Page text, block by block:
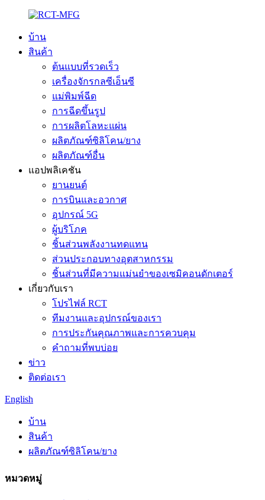
บ้าน
สินค้า
ต้นแบบที่รวดเร็ว
เครื่องจักรกลซีเอ็นซี
แม่พิมพ์ฉีด
การฉีดขึ้นรูป
การผลิตโลหะแผ่น
ผลิตภัณฑ์ซิลิโคน/ยาง
ผลิตภัณฑ์อื่น
แอปพลิเคชัน
ยานยนต์
การบินและอวกาศ
อุปกรณ์ 5G
ผู้บริโภค
ชิ้นส่วนพลังงานทดแทน
ส่วนประกอบทางอุตสาหกรรม
ชิ้นส่วนที่มีความแม่นยำของเซมิคอนดักเตอร์
เกี่ยวกับเรา
โปรไฟล์ RCT
ทีมงานและอุปกรณ์ของเรา
การประกันคุณภาพและการควบคุม
คำถามที่พบบ่อย
ข่าว
ติดต่อเรา
English
บ้าน
สินค้า
ผลิตภัณฑ์ซิลิโคน/ยาง
หมวดหมู่